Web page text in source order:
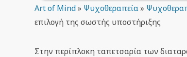
Art of Mind» Ψυχοθεραπεία»
επιλογή της σωστής υποστήριξης
Στην περίπλοκη ταπετσαρία των